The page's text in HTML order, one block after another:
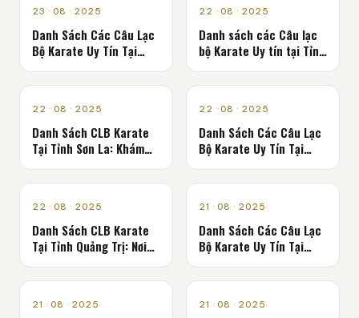
CLB KARATE - VÕ ĐƯỜNG
23 · 08 · 2025
Danh Sách Các Câu Lạc
Bộ Karate Uy Tín Tại
CLB KARATE - VÕ ĐƯỜNG
22 · 08 · 2025
Danh sách các Câu lạc
bộ Karate Uy tín tại Tỉnh
CLB KARATE - VÕ ĐƯỜNG
22 · 08 · 2025
Danh Sách CLB Karate
Tại Tỉnh Sơn La: Khám
Đạo
CLB KARATE - VÕ ĐƯỜNG
22 · 08 · 2025
Danh Sách Các Câu Lạc
Bộ Karate Uy Tín Tại
CLB KARATE - VÕ ĐƯỜNG
22 · 08 · 2025
Danh Sách CLB Karate
Tại Tỉnh Quảng Trị: Nơi
Đạo
CLB KARATE - VÕ ĐƯỜNG
21 · 08 · 2025
Danh Sách Các Câu Lạc
Bộ Karate Uy Tín Tại
CLB KARATE - VÕ ĐƯỜNG
21 · 08 · 2025 CLB KARATE - VÕ ĐƯỜNG
21 · 08 · 2025